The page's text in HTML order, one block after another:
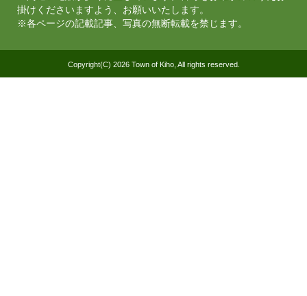
掛けくださいますよう、お願いいたします。
※各ページの記載記事、写真の無断転載を禁じます。
Copyright(C) 2026 Town of Kiho, All rights reserved.